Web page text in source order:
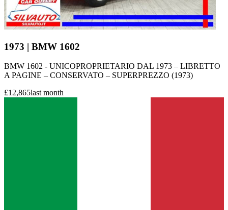
1973 | BMW 1602
BMW 1602 - UNICOPROPRIETARIO DAL 1973 – LIBRETTO
A PAGINE – CONSERVATO – SUPERPREZZO (1973)
£12,865last month